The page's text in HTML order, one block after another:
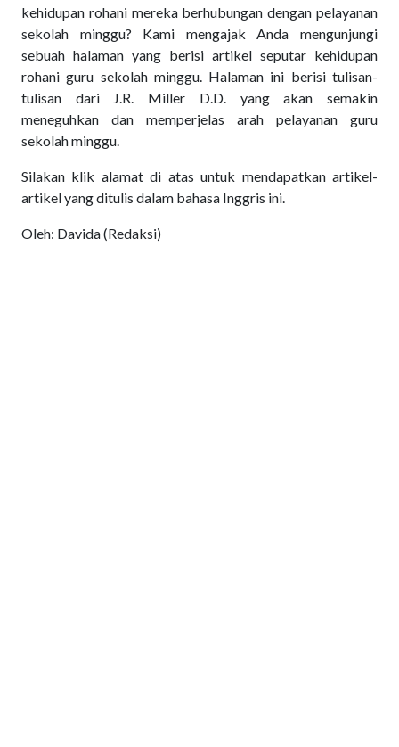
kehidupan rohani mereka berhubungan dengan pelayanan
sekolah minggu? Kami mengajak Anda mengunjungi
sebuah halaman yang berisi artikel seputar kehidupan
rohani guru sekolah minggu. Halaman ini berisi tulisan-
tulisan dari J.R. Miller D.D. yang akan semakin
meneguhkan dan memperjelas arah pelayanan guru
sekolah minggu.
Silakan klik alamat di atas untuk mendapatkan artikel-
artikel yang ditulis dalam bahasa Inggris ini.
Oleh: Davida (Redaksi)